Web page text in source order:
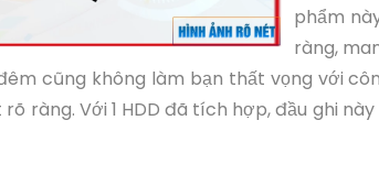
phẩm
ràng,
cũng không làm bạn thất vọng với
ràng. Với 1 HDD đã tích hợp, đầu ghi